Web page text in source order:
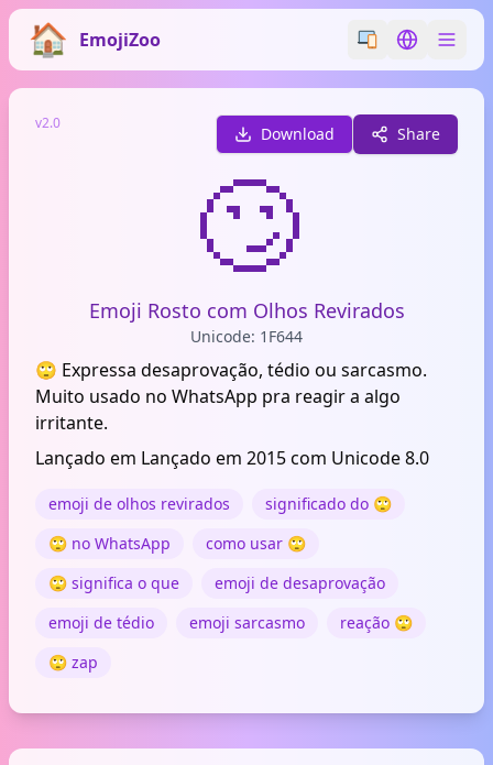
EmojiZoo Switch emoji
Switch
v2.0
Download Share
🙄
Emoji Rosto com Olhos Revirados
Unicode: 1F644
🙄 Expressa desaprovação, tédio ou sarcasmo.
Muito usado no WhatsApp pra reagir a algo
irritante.
Lançado em Lançado em 2015 com Unicode 8.0
emoji de olhos revirados
significado do 🙄
🙄 no WhatsApp
como usar 🙄
🙄 significa o que
emoji de desaprovação
emoji de tédio
emoji sarcasmo
reação 🙄
🙄 zap